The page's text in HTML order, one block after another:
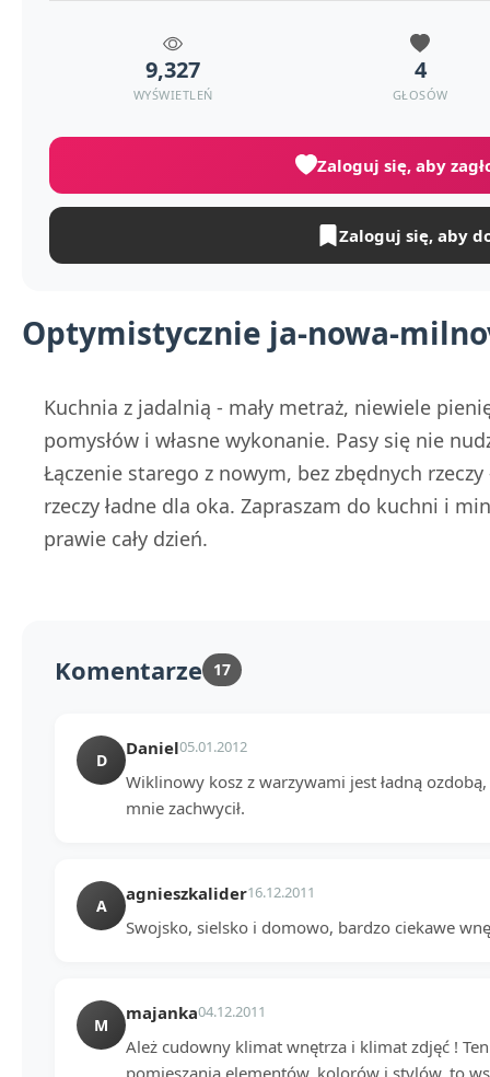
Optymistycznie ja-nowa-
Kuchnia z jadalnią - mały metraż, niewiele
pomysłów i własne wykonanie. Pasy się nie
Łączenie starego z nowym, bez zbędnych
rzeczy ładne dla oka. Zapraszam do kuchni i
prawie cały dzień.
9,327
WYŚWIETLEŃ
4
GŁOSÓW
Zaloguj się, aby
Zaloguj się, aby
Komentarze 17
D
Daniel05.01.2012
Wiklinowy kosz z warzywami jest ładną
mnie zachwycił.
A
agnieszkalider16.12.2011
Swojsko, sielsko i domowo, bardzo ciekawe
M
majanka04.12.2011
Ależ cudowny klimat wnętrza i klimat zdjęć !
pomieszania elementów, kolorów i stylów, to